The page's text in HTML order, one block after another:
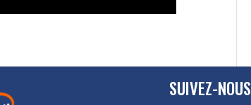
SUIVEZ-NOUS